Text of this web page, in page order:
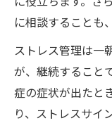
に相談することも
ストレス管理は一
が、継続すること
症の症状が出たと
り、ストレスサイ